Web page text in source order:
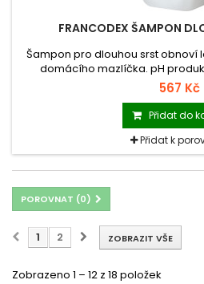
FRANCODEX ŠAMPON
Šampon pro dlouhou srst obnoví
domácího mazlíčka. pH
nedráždí ani citlivou pokožku a
hydratace.
567 Kč
Přidat do
Přidat k
POROVNAT (0)
ZOBRAZIT VŠE
1 2
Zobrazeno 1 – 12 z 18 položek